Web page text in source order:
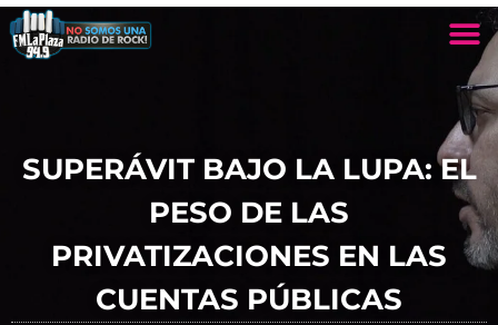
SUPERÁVIT BAJO LA LUPA: EL
PESO DE LAS
PRIVATIZACIONES EN LAS
CUENTAS PÚBLICAS